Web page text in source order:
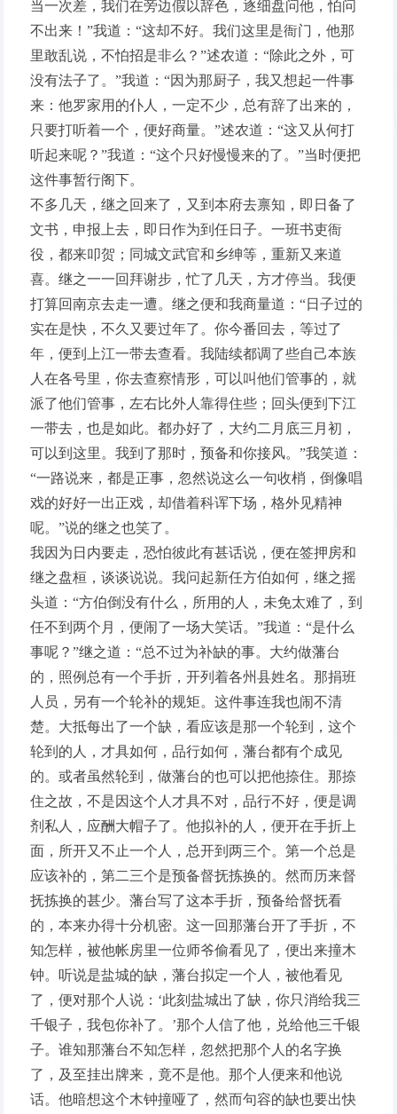
当一次差，我们在旁边假以辞色，逐细盘问他，怕问
不出来！”我道：“这却不好。我们这里是衙门，他那
里敢乱说，不怕招是非么？”述农道：“除此之外，可
没有法子了。”我道：“因为那厨子，我又想起一件事
来：他罗家用的仆人，一定不少，总有辞了出来的，
只要打听着一个，便好商量。”述农道：“这又从何打
听起来呢？”我道：“这个只好慢慢来的了。”当时便把
这件事暂行阁下。
不多几天，继之回来了，又到本府去禀知，即日备了
文书，申报上去，即日作为到任日子。一班书吏衙
役，都来叩贺；同城文武官和乡绅等，重新又来道
喜。继之一一回拜谢步，忙了几天，方才停当。我便
打算回南京去走一遭。继之便和我商量道：“日子过的
实在是快，不久又要过年了。你今番回去，等过了
年，便到上江一带去查看。我陆续都调了些自己本族
人在各号里，你去查察情形，可以叫他们管事的，就
派了他们管事，左右比外人靠得住些；回头便到下江
一带去，也是如此。都办好了，大约二月底三月初，
可以到这里。我到了那时，预备和你接风。”我笑道：
“一路说来，都是正事，忽然说这么一句收梢，倒像唱
戏的好好一出正戏，却借着科诨下场，格外见精神
呢。”说的继之也笑了。
我因为日内要走，恐怕彼此有甚话说，便在签押房和
继之盘桓，谈谈说说。我问起新任方伯如何，继之摇
头道：“方伯倒没有什么，所用的人，未免太难了，到
任不到两个月，便闹了一场大笑话。”我道：“是什么
事呢？”继之道：“总不过为补缺的事。大约做藩台
的，照例总有一个手折，开列着各州县姓名。那捐班
人员，另有一个轮补的规矩。这件事连我也闹不清
楚。大抵每出了一个缺，看应该是那一个轮到，这个
轮到的人，才具如何，品行如何，藩台都有个成见
的。或者虽然轮到，做藩台的也可以把他捺住。那捺
住之故，不是因这个人才具不对，品行不好，便是调
剂私人，应酬大帽子了。他拟补的人，便开在手折上
面，所开又不止一个人，总开到两三个。第一个总是
应该补的，第二三个是预备督抚拣换的。然而历来督
抚拣换的甚少。藩台写了这本手折，预备给督抚看
的，本来办得十分机密。这一回那藩台开了手折，不
知怎样，被他帐房里一位师爷偷看见了，便出来撞木
钟。听说是盐城的缺，藩台拟定一个人，被他看见
了，便对那个人说：‘此刻盐城出了缺，你只消给我三
千银子，我包你补了。’那个人信了他，兑给他三千银
子。谁知那藩台不知怎样，忽然把那个人的名字换
了，及至挂出牌来，竟不是他。那个人便来和他说
话。他暗想这个木钟撞哑了，然而句容的缺也要出快